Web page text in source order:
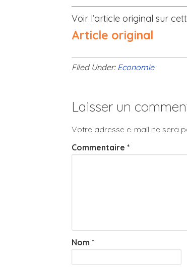
Voir l’article original sur
Article original
Filed Under: Economie
Laisser un
Votre adresse e-mail ne sera
Commentaire *
Nom *